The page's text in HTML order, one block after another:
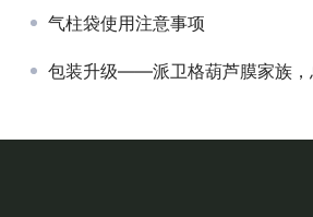
气柱袋使用注意事项
包装升级——派卫格葫芦膜家族，